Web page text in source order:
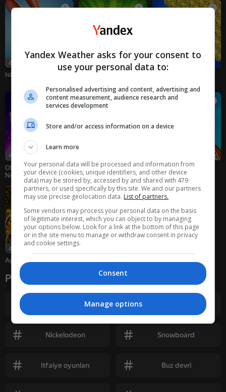
42
Island Farm
Plant vs Zombie PvZ:
48
43
Obby: Eat and Grow a
Neck 3D +1 for Every
Kendi bahçenizi
yetiştirin!
Grow Brainrot!
42
Agrarian Magnate
Popüler etiketler
Nickelodeon Snowboard
Itfaiye oyunları Buz devri
Yandex Weather asks for your consent to
use your personal data to:
Personalised advertising and content, advertising and
content measurement, audience research and
services development
Store and/or access information on a device
Learn more
Your personal data will be processed and information from
your device (cookies, unique identifiers, and other device
data) may be stored by, accessed by and shared with 479
partners, or used specifically by this site. We and our partners
may use precise geolocation data. List of partners.
Some vendors may process your personal data on the basis
of legitimate interest, which you can object to by managing
your options below. Look for a link at the bottom of this page
or in the site menu to manage or withdraw consent in privacy
and cookie settings.
Consent
Manage options